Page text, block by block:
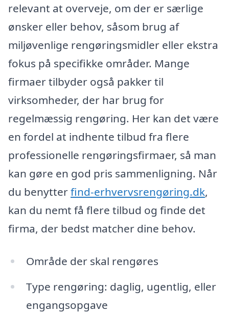
relevant at overveje, om der er særlige
ønsker eller behov, såsom brug af
miljøvenlige rengøringsmidler eller ekstra
fokus på specifikke områder. Mange
firmaer tilbyder også pakker til
virksomheder, der har brug for
regelmæssig rengøring. Her kan det være
en fordel at indhente tilbud fra flere
professionelle rengøringsfirmaer, så man
kan gøre en god pris sammenligning. Når
du benytterfind-erhvervsrengøring.dk,
kan du nemt få flere tilbud og finde det
firma, der bedst matcher dine behov.
Område der skal rengøres
Type rengøring: daglig, ugentlig, eller
engangsopgave